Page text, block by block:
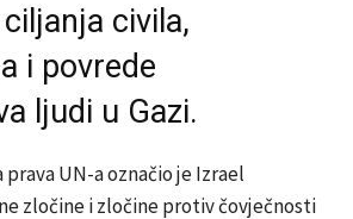
civila,
i povrede
ljudi u Gazi.
UN-a označio je Izrael
zločine i zločine protiv čovječnosti